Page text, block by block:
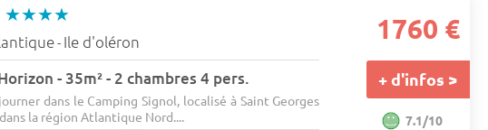
★★★★
- Ile d'oléron
- 35m² - 2 chambres 4 pers.
dans le Camping Signol, localisé à Saint Georges
la région Atlantique Nord....
1760 €
+ d'infos >
7.1/10